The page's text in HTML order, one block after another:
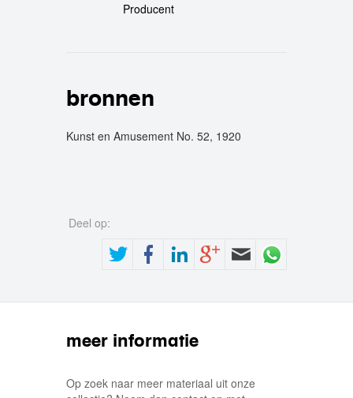
Producent
bronnen
Kunst en Amusement No. 52, 1920
Deel op:
meer informatie
Op zoek naar meer materiaal uit onze